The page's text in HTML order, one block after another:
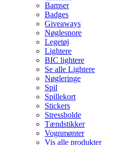
Bamser
Badges
Giveaways
Nøglesnore
Legetøj
Lightere
BIC lightere
Se alle Lightere
Nøgleringe
Spil
Spillekort
Stickers
Stressbolde
Tændstikker
Vognmønter
Vis alle produkter